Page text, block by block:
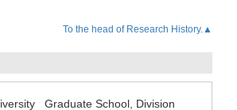
To the head of Research History.▲
Graduate School, Division